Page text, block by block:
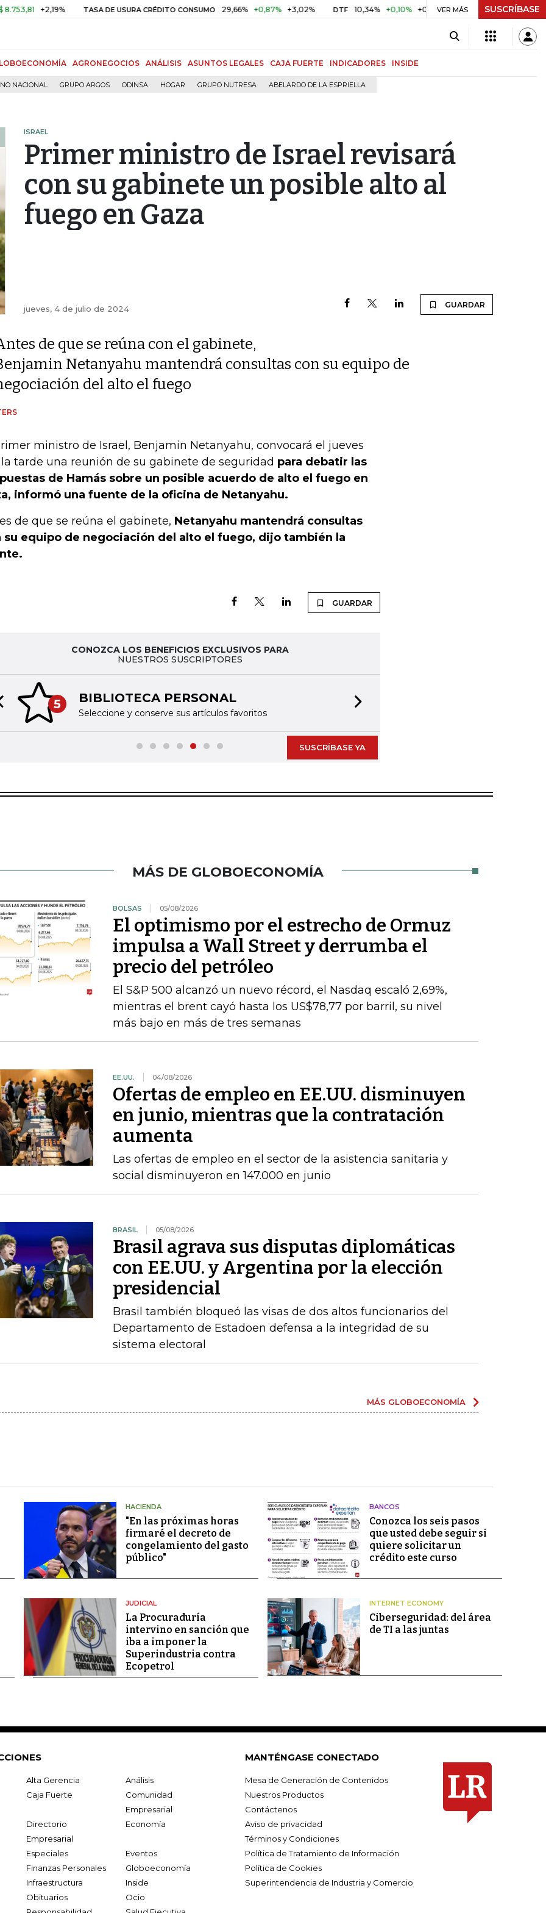
+2,19% TASA DE USURA CRÉDITO CONSUMO 29,66% +0,87% +3,02% DTF 10,34% +0,10% +0,98% UVR $ 416,96 +$ 0,05
VER MÁS SUSCRÍBASE
AGRONEGOCIOS ANÁLISIS ASUNTOS LEGALES CAJA FUERTE INDICADORES INSIDE
NACIONAL GRUPO ARGOS ODINSA HOGAR GRUPO NUTRESA ABELARDO DE LA ESPRIELLA
ISRAEL
Primer ministro de Israel revisará
con su gabinete un posible alto al
fuego en Gaza
jueves, 4 de julio de 2024 GUARDAR
de que se reúna con el gabinete,
Netanyahu mantendrá consultas con su equipo de
del alto el fuego
ministro de Israel, Benjamin Netanyahu, convocará el jueves
tarde una reunión de su gabinete de seguridad para debatir las
de Hamás sobre un posible acuerdo de alto el fuego en
informó una fuente de la oficina de Netanyahu.
de que se reúna el gabinete, Netanyahu mantendrá consultas
su equipo de negociación del alto el fuego, dijo también la
GUARDAR
CONOZCA LOS BENEFICIOS EXCLUSIVOS PARA
NUESTROS SUSCRIPTORES
5 BIBLIOTECA PERSONAL
Seleccione y conserve sus artículos favoritos
slide
SUSCRÍBASE YA
MÁS DE GLOBOECONOMÍA
BOLSAS 05/08/2026
El optimismo por el estrecho de Ormuz
impulsa a Wall Street y derrumba el
precio del petróleo
El S&P 500 alcanzó un nuevo récord, el Nasdaq escaló 2,69%,
mientras el brent cayó hasta los US$78,77 por barril, su nivel
más bajo en más de tres semanas
EE.UU. 04/08/2026
Ofertas de empleo en EE.UU. disminuyen
en junio, mientras que la contratación
aumenta
Las ofertas de empleo en el sector de la asistencia sanitaria y
social disminuyeron en 147.000 en junio
BRASIL 05/08/2026
Brasil agrava sus disputas diplomáticas
con EE.UU. y Argentina por la elección
presidencial
Brasil también bloqueó las visas de dos altos funcionarios del
Departamento de Estadoen defensa a la integridad de su
sistema electoral
MÁS GLOBOECONOMÍA
HACIENDA
"En las próximas horas
firmaré el decreto de
congelamiento del gasto
público"
BANCOS
Conozca los seis pasos
que usted debe seguir si
quiere solicitar un
crédito este curso
JUDICIAL
La Procuraduría
intervino en sanción que
iba a imponer la
Superindustria contra
Ecopetrol
INTERNET ECONOMY
Ciberseguridad: del área
de TI a las juntas
Alta Gerencia
Análisis
Caja Fuerte
Comunidad
Empresarial
Directorio
Empresarial
Economía
Especiales
Eventos
Finanzas Personales
Globoeconomía
Infraestructura
Inside
Obituarios
Ocio
MANTÉNGASE CONECTADO
Mesa de Generación de Contenidos
Nuestros Productos
Contáctenos
Aviso de privacidad
Términos y Condiciones
Política de Tratamiento de Información
Política de Cookies
Superintendencia de Industria y Comercio